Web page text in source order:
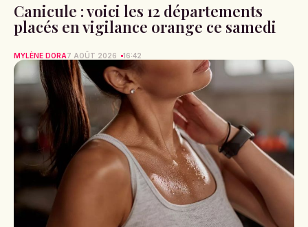
Canicule : voici les 12 départements
placés en vigilance orange ce samedi
MYLÈNE DORA7 AOÛT 2026 16:42